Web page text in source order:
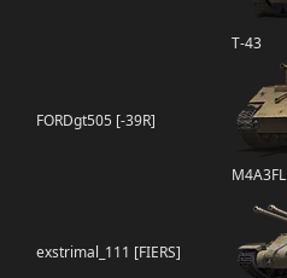
Т-43
FORDgt505 [-39R]
M4A3FL
exstrimal_111 [FIERS]